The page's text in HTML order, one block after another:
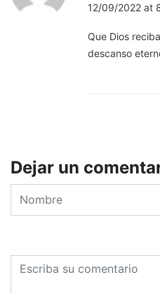
12/09/2022 at
Que Dios
descanso
Dejar un